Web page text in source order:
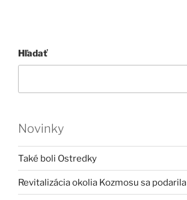
Hľadať
Novinky
Také boli Ostredky
Revitalizácia okolia Kozmosu sa podarila